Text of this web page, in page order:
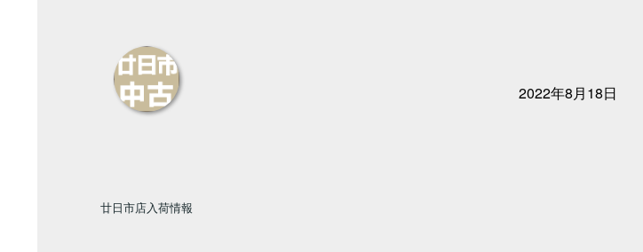
廿日市店入荷情報
2022年8月18日